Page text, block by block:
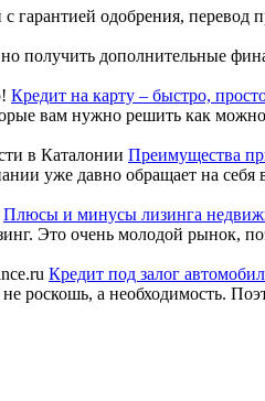
получить дополнительные
Кредит на карту – быстро,
вам нужно решить как
Преимущества
уже давно обращает на
Плюсы и минусы лизинга
Это очень молодой рынок,
Кредит под залог
роскошь, а необходимость.